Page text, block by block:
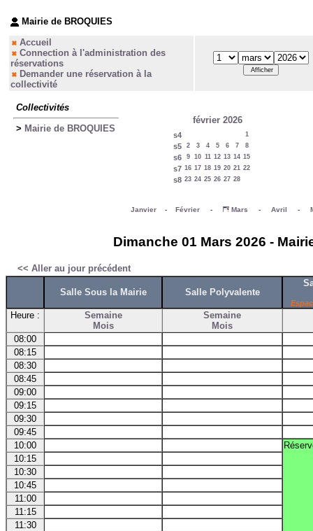
Mairie de BROQUIES
Accueil
Connection à l'administration des
réservations
Demander une réservation à la
collectivité
Collectivités
> Mairie de BROQUIES
février 2026
s4 1
s5 2 3 4 5 6 7 8
s6 9 10 11 12 13 14 15
s7 16 17 18 19 20 21 22
s8 23 24 25 26 27 28
Janvier- Février- Mars - Avril -
Dimanche 01 Mars 2026 -
<< Aller au jour précédent
Salle Sous la Mairie Salle Polyvalente
Heure :
Semaine
Mois
Semaine
Mois
08:00
08:15
08:30
08:45
09:00
09:15
09:30
09:45
10:00
10:15
10:30
10:45
11:00
11:15
11:30